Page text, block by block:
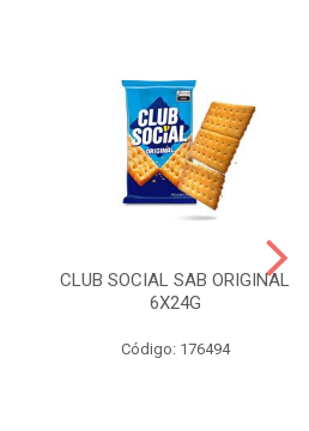
CLUB SOCIAL SAB ORIGINAL
6X24G
Código: 176494